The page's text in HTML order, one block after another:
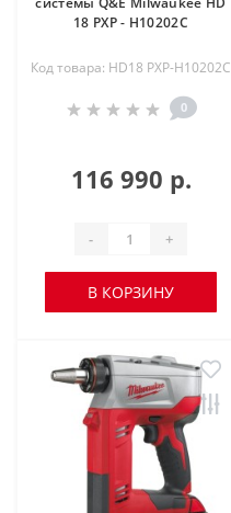
18 PXP - H10202C
Код товара: HD18 PXP-H10202C
0
116 990 р.
- +
В КОРЗИНУ